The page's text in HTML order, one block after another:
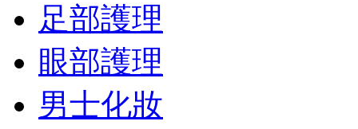
足部護理
眼部護理
男士化妝